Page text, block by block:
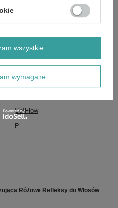
Parfum, Sodium Benzoate,
So!Flow
P
Różowe Refleksy do Włosów
wymagane
wszystkie